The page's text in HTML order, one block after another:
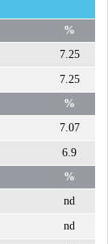
%
7.25
7.25
%
7.07
6.9
%
nd
nd